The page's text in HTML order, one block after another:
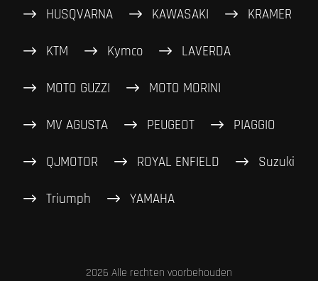
HUSQVARNA KAWASAKI KRAMER
KTM Kymco LAVERDA
MOTO GUZZI MOTO MORINI
MV AGUSTA PEUGEOT PIAGGIO
QJMOTOR ROYAL ENFIELD Suzuki
Triumph YAMAHA
2026 Alle rechten voorbehouden